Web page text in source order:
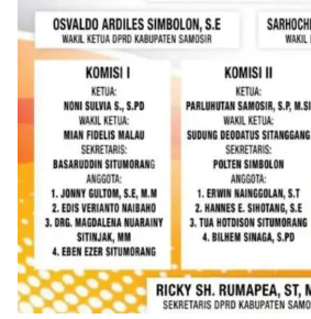
Kelurahan Sunggal tetap
dan kondusif hingga puncak
Kemerdekaan RI
Polri dengan
to Door System ini
implementasi program Polri
mengedepankan kehadiran
personel Kepolisian dengan
kegiatan semacam ini,
hanya berperan sebagai
dan imbauan, tetapi juga
masyarakat dalam menjaga
secara bersama-